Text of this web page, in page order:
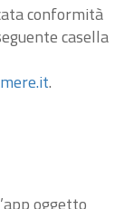
conformità
casella
.
oggetto